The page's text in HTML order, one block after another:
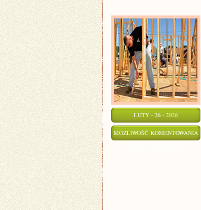
LUTY - 26 - 2026
MOŻLIWOŚĆ KOMENTOWANIA